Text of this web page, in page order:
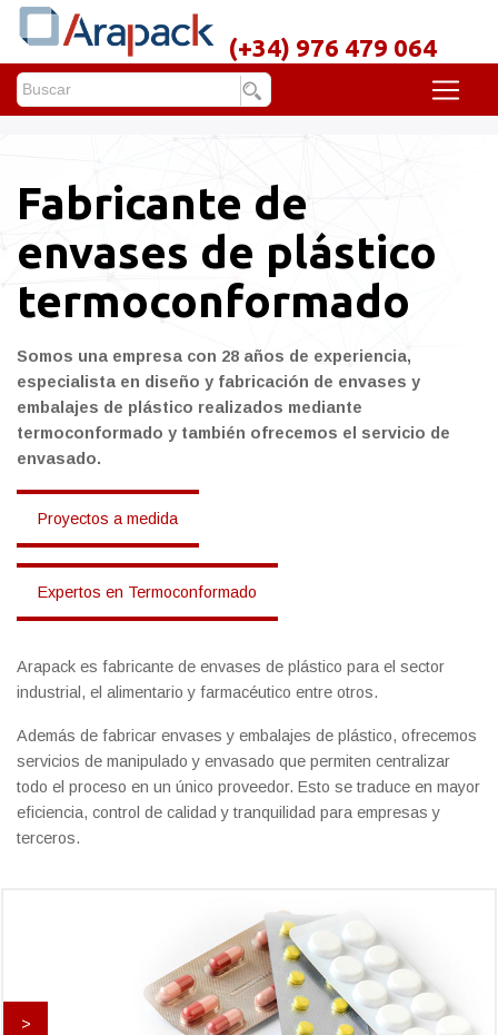
(+34) 976 479 064
Fabricante de
envases de plástico
termoconformado
Somos una empresa con 28 años de experiencia,
especialista en diseño y fabricación de envases y
embalajes de plástico realizados mediante
termoconformado y también ofrecemos el servicio de
envasado.
Proyectos a medida
Expertos en Termoconformado
Arapack es fabricante de envases de plástico para el sector
industrial, el alimentario y farmacéutico entre otros.
Además de fabricar envases y embalajes de plástico, ofrecemos
servicios de manipulado y envasado que permiten centralizar
todo el proceso en un único proveedor. Esto se traduce en mayor
eficiencia, control de calidad y tranquilidad para empresas y
terceros.
>